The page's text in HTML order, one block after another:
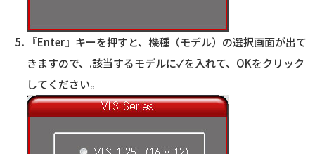
『Enter』キーを押すと、機種（モデル）の選択画面が出て
きますので、.該当するモデルに✓を入れて、OKをクリック
してください。